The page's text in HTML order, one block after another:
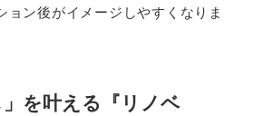
ョン後がイメージしやすくなりま
」を叶える『リノベ